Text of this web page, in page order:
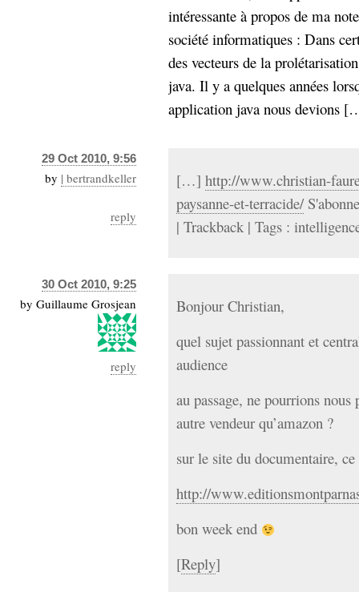
intéressante à propos de ma
société informatiques : Dans
des vecteurs de la
java. Il y a quelques années
application java nous devions
29 Oct 2010, 9:56
by | bertrandkeller
reply
[…] http://www.christian-
paysanne-et-terracide/
| Trackback | Tags :
30 Oct 2010, 9:25
by Guillaume Grosjean
reply
Bonjour Christian,
quel sujet passionnant et
audience
au passage, ne pourrions
autre vendeur qu’amazon ?
sur le site du documentaire,
http://
bon week end
[Reply]